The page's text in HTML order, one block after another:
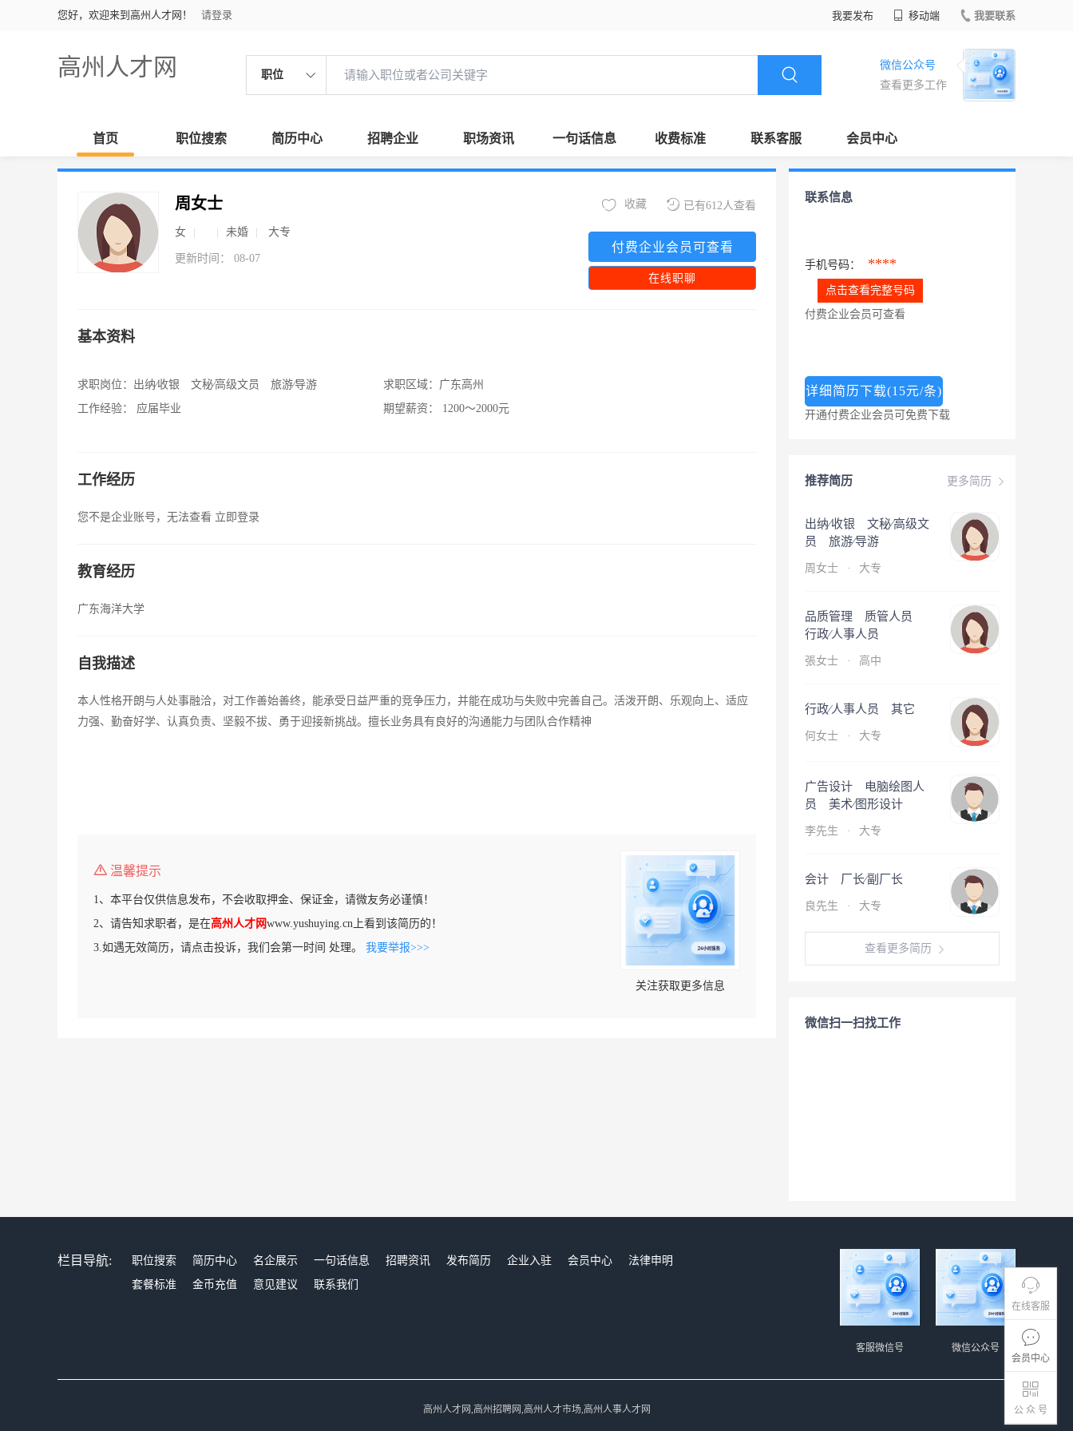
您好，欢迎来到高州人才网！ 请登录 我要发布 移动端 我要联系
高州人才网 职位
微信公众号
查看更多工作
首页 职位搜索 简历中心 招聘企业 职场资讯 一句话信息 收费标准 联系客服 会员中心
在线客服
会员中心
公 众 号
周女士
女 未婚 大专
更新时间： 08-07
已有612人查看
收藏
付费企业会员可查看
在线职聊
基本资料
求职岗位： 出纳∕收银 文秘∕高级文员 旅游∕导游
工作经验：
应届毕业
求职区域： 广东高州
期望薪资：
1200～2000元
工作经历
您不是企业账号，无法查看 立即登录
教育经历
广东海洋大学
自我描述
本人性格开朗与人处事融洽，对工作善始善终，能承受日益严重的竞争压力，并能在成功与失败中完善自己。活泼开朗、乐观向上、适应
力强、勤奋好学、认真负责、坚毅不拔、勇于迎接新挑战。擅长业务具有良好的沟通能力与团队合作精神
温馨提示
1、本平台仅供信息发布，不会收取押金、保证金，请微友务必谨慎！
2、请告知求职者，是在高州人才网www.yushuying.cn上看到该简历的！
3.如遇无效简历，请点击投诉，我们会第一时间 处理。 我要举报>>>
关注获取更多信息
联系信息
手机号码： ****
点击查看完整号码
付费企业会员可查看
详细简历下载(15元/条)
开通付费企业会员可免费下载
更多简历
推荐简历
出纳∕收银 文秘∕高级文
员 旅游∕导游
周女士 · 大专
品质管理 质管人员
行政∕人事人员
張女士 · 高中
行政∕人事人员 其它
何女士 · 大专
广告设计 电脑绘图人
员 美术∕图形设计
李先生 · 大专
会计 厂长∕副厂长
良先生 · 大专
查看更多简历
微信扫一扫找工作
栏目导航: 职位搜索 简历中心 名企展示 一句话信息 招聘资讯 发布简历 企业入驻 会员中心
法律申明
套餐标准
金币充值 意见建议 联系我们
微信公众号
客服微信号
高州人才网,高州招聘网,高州人才市场,高州人事人才网